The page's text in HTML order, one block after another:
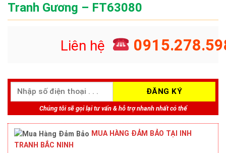
Tranh Gương – FT63080
Liên hệ
Chúng tôi sẽ gọi lại tư vấn & hỗ trợ nhanh nhất có thể
MUA HÀNG ĐẢM BẢO TẠI INH
TRANH BẮC NINH